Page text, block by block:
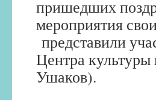
пришедших
мероприятия
представили
Центра культуры
Ушаков).